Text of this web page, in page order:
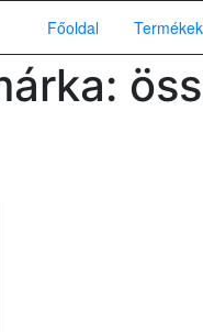
Főoldal Termékek